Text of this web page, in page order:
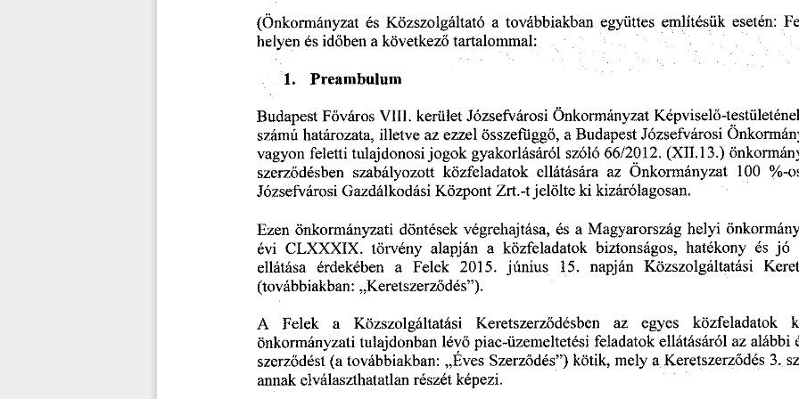
(Önkormányzat
  és
  Közszolgáltató
  a
  továbbiakban
  együttes
  említésük
  esetén:
helyen
  és
időben
  a következő
  tartalommal:
1.      Preambulum
Budapest
  Főváros
  VIII.
  kerület
  Józsefvárosi
Önkormányzat
Képviselő-
számú
  határozata,
  illetve
az
  ezzel
  összefüggő,
  a Budapest
  Józsefvárosi
vagyon
  feletti
tulajdonosi jogok
  gyakorlásáról
  szóló
  66/2012.
  (XII.
13.)
szerződésben
   szabályozott
  közfeladatok
  ellátására
   az
  Önkormányzat
   100
%-
Józsefvárosi Gazdálkodási
  Központ
  Zrt.-t
jelölte ki
  kizárólagosan.
Ezen
  önkormányzati
  döntések
  végrehajtása,
  és
  a  Magyarország
  helyi
évi
  CLXXXIX.
   törvény
   alapján
   a
  közfeladatok
  biztonságos,
   hatékony
   és
  jó
ellátása
   érdekében
   a
   Felek
   2015.
  június
    15.
   napján
   Közszolgáltatási
(továbbiakban:
  „Keretszerződés").
A    Felek
    a
    Közszolgáltatási
    Keretszerződésben
    az
    egyes
    közfeladatok
önkormányzati
  tulajdonban
  lévő
piac-üzemeltetési
  feladatok
ellátásáról
  az
alábbi
szerződést
  (a
továbbiakban:
  „Éves
  Szerződés")
  kötik,
  mely
  a  Keretszerződés
  3.
annak elválaszthatatlan
  részét
  képezi.